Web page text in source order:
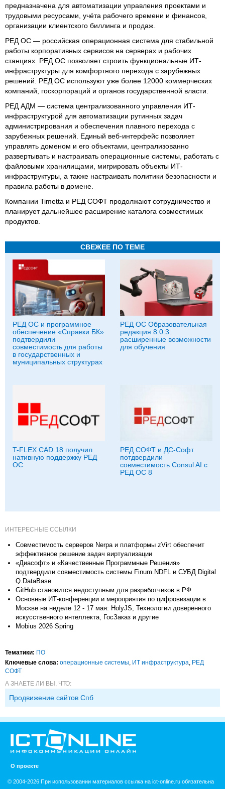
предназначена для автоматизации управления проектами и
трудовыми ресурсами, учёта рабочего времени и финансов,
организации клиентского биллинга и продаж.
РЕД ОС — российская операционная система для стабильной
работы корпоративных сервисов на серверах и рабочих
станциях. РЕД ОС позволяет строить функциональные ИТ-
инфраструктуры для комфортного перехода с зарубежных
решений. РЕД ОС используют уже более 12000 коммерческих
компаний, госкорпораций и органов государственной власти.
РЕД АДМ — система централизованного управления ИТ-
инфраструктурой для автоматизации рутинных задач
администрирования и обеспечения плавного перехода с
зарубежных решений. Единый веб-интерфейс позволяет
управлять доменом и его объектами, централизованно
развертывать и настраивать операционные системы, работать с
файловыми хранилищами, мигрировать объекты ИТ-
инфраструктуры, а также настраивать политики безопасности и
правила работы в домене.
Компании Timetta и РЕД СОФТ продолжают сотрудничество и
планирует дальнейшее расширение каталога совместимых
продуктов.
СВЕЖЕЕ ПО ТЕМЕ
РЕД ОС и программное
обеспечение «Справки БК»
подтвердили
совместимость для работы
в государственных и
муниципальных структурах
РЕД ОС Образовательная
редакция 8.0.3:
расширенные возможности
для обучения
T-FLEX CAD 18 получил
нативную поддержку РЕД
ОС
РЕД СОФТ и ДС-Софт
потдвердили
совместимость Consul AI с
РЕД ОС 8
ИНТЕРЕСНЫЕ ССЫЛКИ
Совместимость серверов Nerpa и платформы zVirt обеспечит
эффективное решение задач виртуализации
«Диасофт» и «Качественные Программные Решения»
подтвердили совместимость системы Finum.NDFL и СУБД Digital
Q.DataBase
GitHub становится недоступным для разработчиков в РФ
Основные ИТ-конференции и мероприятия по цифровизации в
Москве на неделе 12 - 17 мая: HolyJS, Технологии доверенного
искусственного интеллекта, ГосЗаказ и другие
Mobius 2026 Spring
Тематики: ПО
Ключевые слова: операционные системы, ИТ инфраструктура, РЕД
СОФТ
А ЗНАЕТЕ ЛИ ВЫ, ЧТО:
Продвижение сайтов Спб
О проекте
© 2004-2026 При использовании материалов ссылка на ict-online.ru обязательна